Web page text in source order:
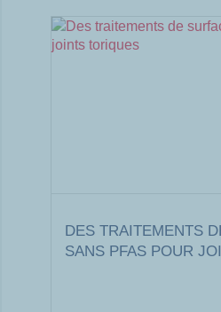
DES TRAITEMENTS
SANS PFAS POUR